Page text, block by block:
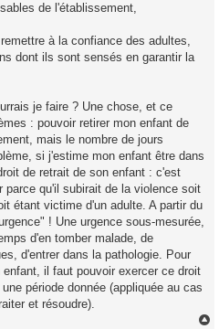
de l'établissement,
à la confiance des adultes,
dont ils sont sensés en garantir la
je faire ? Une chose, et ce
: pouvoir retirer mon enfant de
mais le nombre de jours
si j'estime mon enfant être dans
de retrait de son enfant : c'est
qu'il subirait de la violence soit
étant victime d'un adulte. A partir du
! Une urgence sous-mesurée,
d'en tomber malade, de
d'entrer dans la pathologie. Pour
il faut pouvoir exercer ce droit
période donnée (appliquée au cas
et résoudre).